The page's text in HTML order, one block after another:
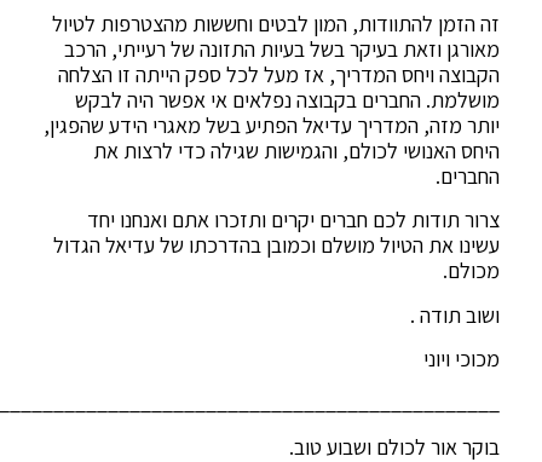
זה הזמן להתוודות, המון לבטים וחששות מהצטרפות לטיול
מאורגן וזאת בעיקר בשל בעיות התזונה של רעייתי, הרכב
הקבוצה ויחס המדריך, אז מעל לכל ספק הייתה זו הצלחה
מושלמת. החברים בקבוצה נפלאים אי אפשר היה לבקש
יותר מזה, המדריך עדיאל הפתיע בשל מאגרי הידע שהפגין,
היחס האנושי לכולם, והגמישות שגילה כדי לרצות את
החברים.
צרור תודות לכם חברים יקרים ותזכרו אתם ואנחנו יחד
עשינו את הטיול מושלם וכמובן בהדרכתו של עדיאל הגדול
מכולם.
ושוב תודה .
מכוכי ויוני
בוקר אור לכולם ושבוע טוב.